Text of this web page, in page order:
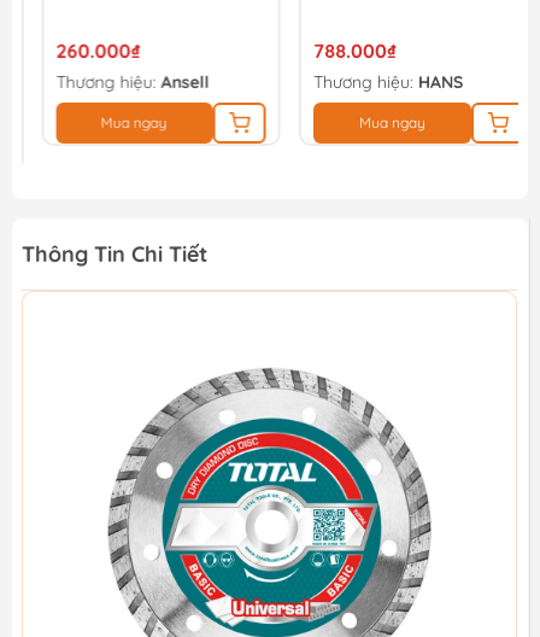
260.000₫
Thương hiệu:Ansell
Mua ngay
788.000₫
Thương hiệu:HANS
Mua ngay
Thông Tin Chi Tiết